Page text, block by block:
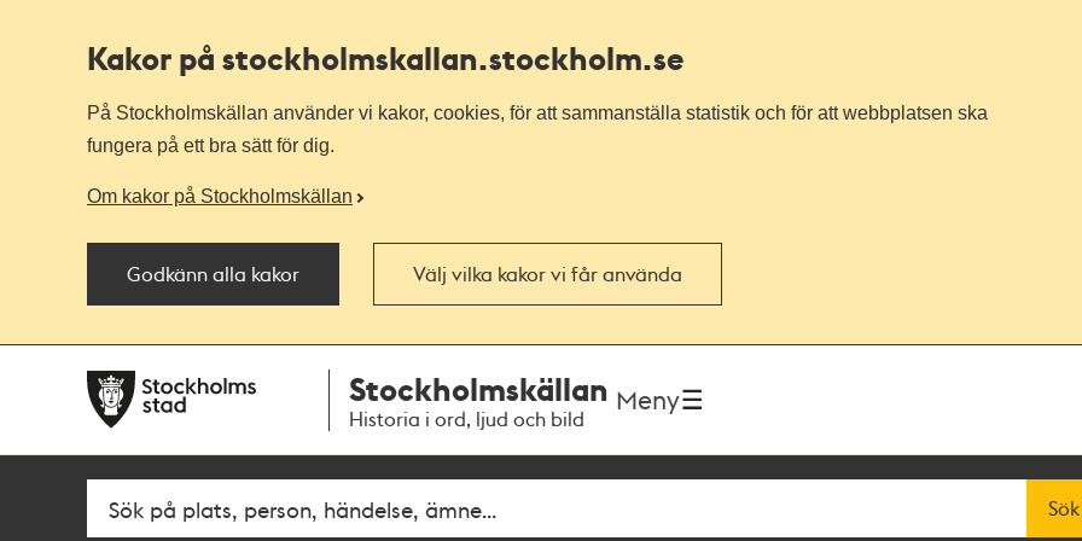
Kakor på stockholmskallan.stockholm.se
På Stockholmskällan använder vi kakor, cookies, för att sammanställa statistik och för att webbplatsen ska
fungera på ett bra sätt för dig.
Om kakor på Stockholmskällan
Godkänn alla kakor Välj vilka kakor vi får använda
navigationen
huvudinnehållet
Stockholmskällan
Historia i ord, ljud och bild
Meny
Fritextsök Sök